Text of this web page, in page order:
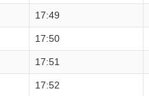
17:49
17:50
17:51
17:52